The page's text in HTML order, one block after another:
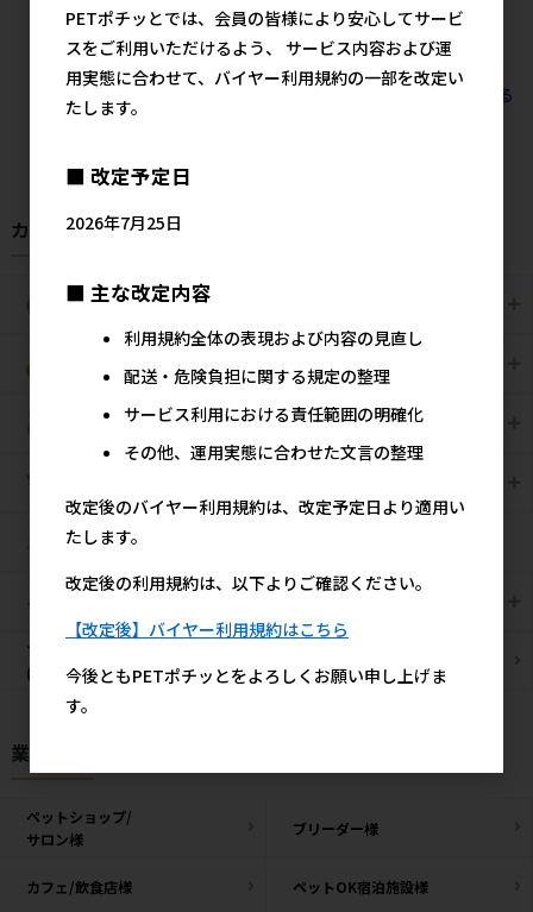
すべてのおすすめ商品を見る
カテゴリから探す
犬用
ペット住関連用品
小動物用 鳥用
昆虫
その他/雑貨
ブリーダーパック
(プロ製品)
業種様別 特設ページ
ペットショップ/
サロン様
ブリーダー様
カフェ/飲食店様 ペットOK宿泊施設様
PETポチッとでは、会員の皆様により安心してサービ
スをご利用いただけるよう、 サービス内容および運
用実態に合わせて、バイヤー利用規約の一部を改定い
たします。
■ 改定予定日
2026年7月25日
■ 主な改定内容
利用規約全体の表現および内容の見直し
配送・危険負担に関する規定の整理
サービス利用における責任範囲の明確化
その他、運用実態に合わせた文言の整理
改定後のバイヤー利用規約は、改定予定日より適用い
たします。
改定後の利用規約は、以下よりご確認ください。
【改定後】バイヤー利用規約はこちら
今後ともPETポチッとをよろしくお願い申し上げま
す。